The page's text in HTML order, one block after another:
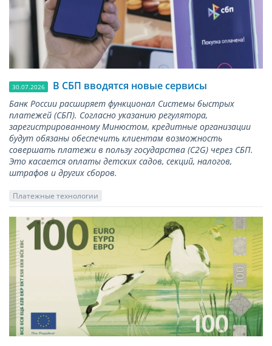
30.07.2026 В СБП вводятся новые сервисы
Банк России расширяет функционал Системы быстрых
платежей (СБП). Согласно указанию регулятора,
зарегистрированному Минюстом, кредитные организации
будут обязаны обеспечить клиентам возможность
совершать платежи в пользу государства (С2G) через СБП.
Это касается оплаты детских садов, секций, налогов,
штрафов и других сборов.
Платежные технологии